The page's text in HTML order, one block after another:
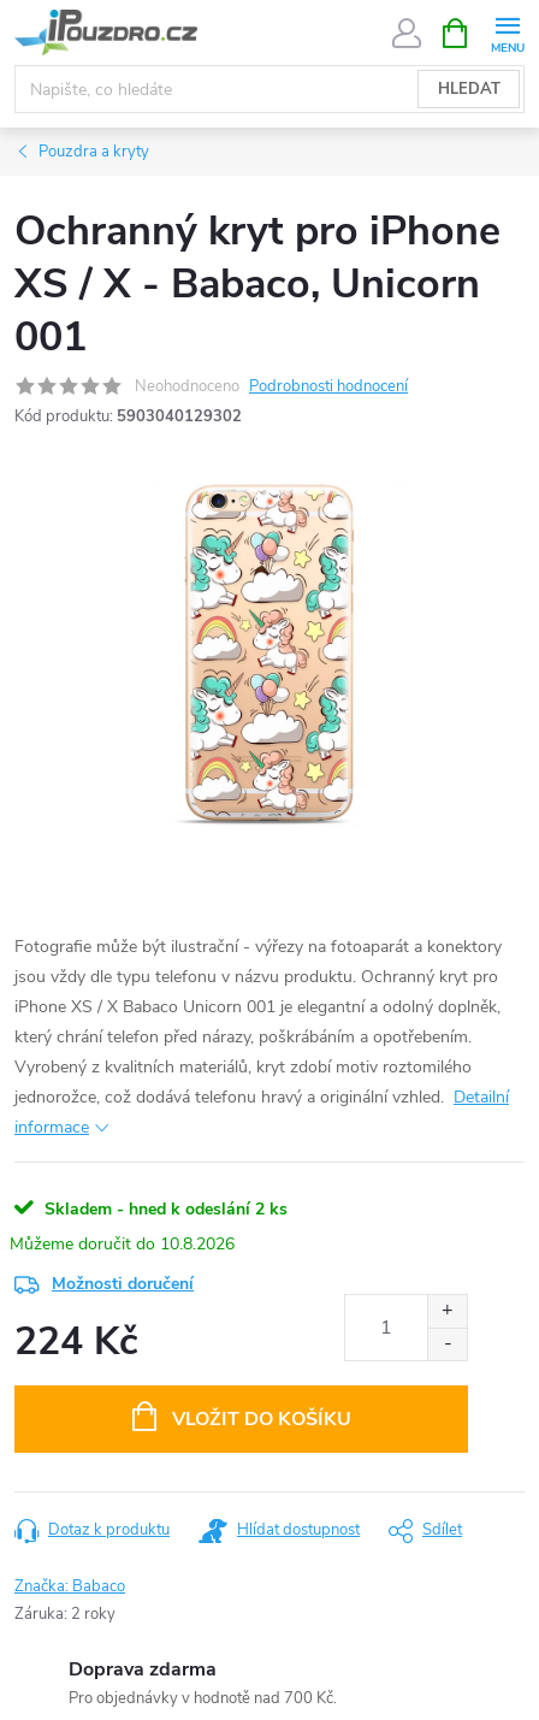
na
obsah
HLEDAT
NÁKUPNÍ
KOŠÍK
Pouzdra a kryty
Ochranný kryt pro iPhone
XS / X - Babaco, Unicorn
001
Neohodnoceno Podrobnosti hodnocení
Kód produktu: 5903040129302
Fotografie může být ilustrační - výřezy na fotoaparát a konektory
jsou vždy dle typu telefonu v názvu produktu. Ochranný kryt pro
iPhone XS / X Babaco Unicorn 001 je elegantní a odolný doplněk,
který chrání telefon před nárazy, poškrábáním a opotřebením.
Vyrobený z kvalitních materiálů, kryt zdobí motiv roztomilého
jednorožce, což dodává telefonu hravý a originální vzhled. Detailní
informace
Skladem - hned k odeslání 2 ks
10.8.2026
Možnosti doručení
224 Kč
VLOŽIT DO KOŠÍKU
Dotaz k produktu Hlídat dostupnost Sdílet
Značka: Babaco
Záruka: 2 roky
Doprava zdarma
Pro objednávky v hodnotě nad 700 Kč.